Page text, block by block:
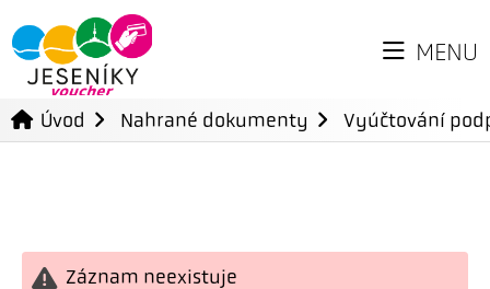
MENU
Úvod Nahrané dokumenty Vyúčtování
Záznam neexistuje